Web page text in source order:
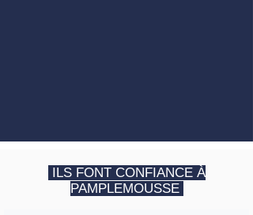
ILS FONT CONFIANCE À
PAMPLEMOUSSE